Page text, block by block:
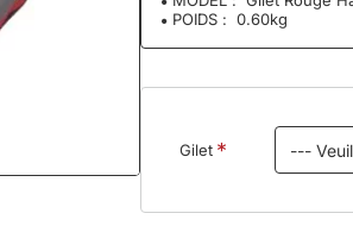
POIDS : 0.60kg
Gilet